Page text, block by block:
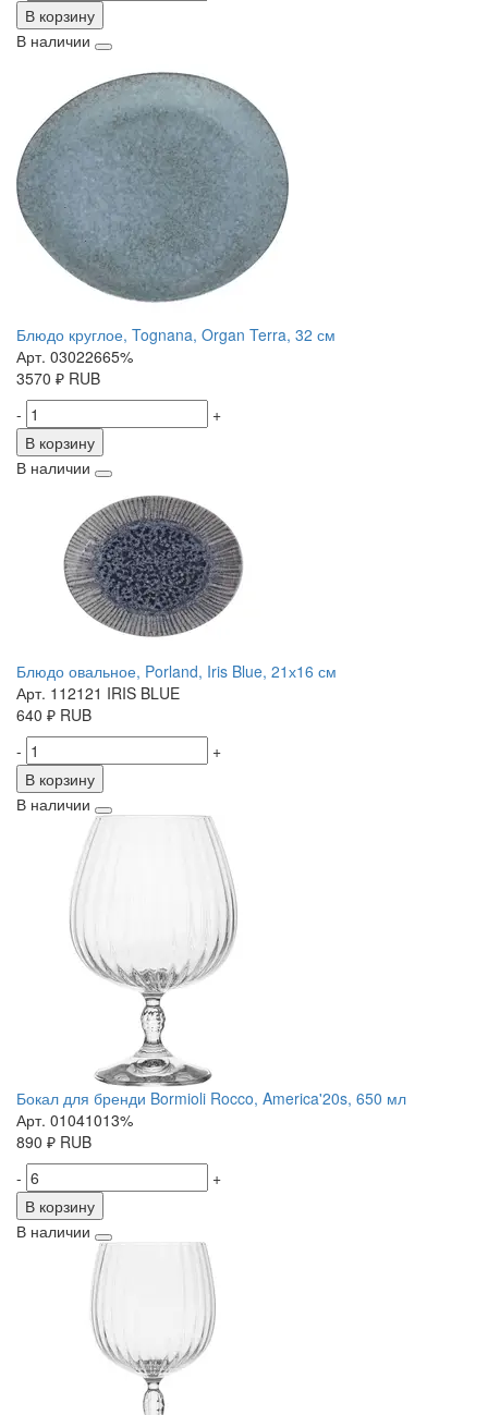
В корзину
В наличии
Блюдо круглое, Tognana, Organ Terra, 32 см
Арт. 03022665%
3570 ₽ RUB
-
+
В корзину
В наличии
Блюдо овальное, Porland, Iris Blue, 21х16 см
Арт. 112121 IRIS BLUE
640 ₽ RUB
-
+
В корзину
В наличии
Бокал для бренди Bormioli Rocco, America'20s, 650 мл
Арт. 01041013%
890 ₽ RUB
-
+
В корзину
В наличии